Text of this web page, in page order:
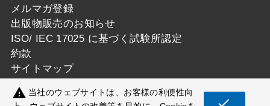
メルマガ登録
出版物販売のお知らせ
ISO/ IEC 17025 に基づく試験所認定
約款
サイトマップ
warning 当社のウェブサイトは、お客様の利便性向
check